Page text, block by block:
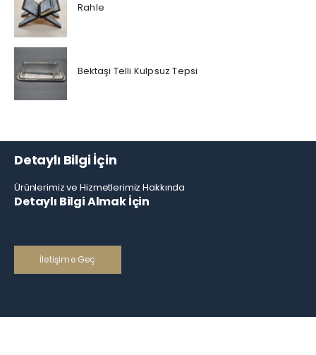
Rahle
Bektaşi Telli Kulpsuz Tepsi
Detaylı Bilgi İçin
Ürünlerimiz ve Hizmetlerimiz Hakkında
Detaylı Bilgi Almak İçin
İletişime Geç